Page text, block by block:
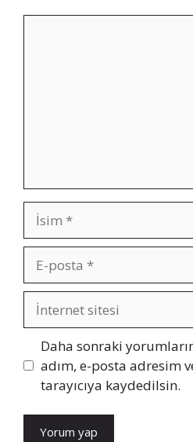
İsim
posta
İnternet
sitesi
Daha sonraki
adım, e-posta adresim
tarayıcıya kaydedilsin.